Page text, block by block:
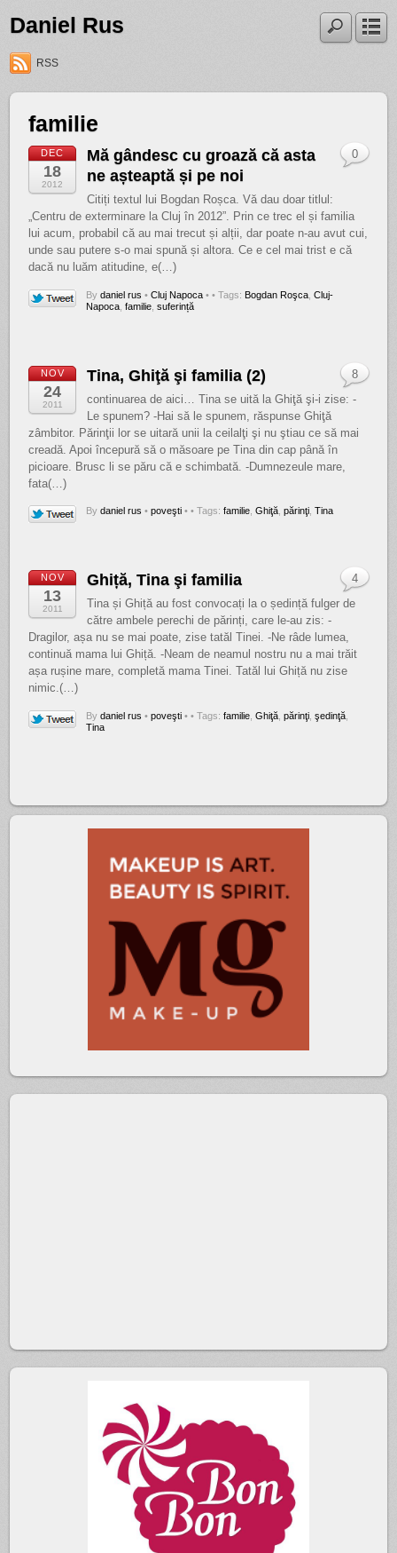
Daniel Rus
RSS
familie
DEC
18
2012
Mă gândesc cu groază că asta
ne așteaptă și pe noi
Citiți textul lui Bogdan Roșca. Vă dau doar titlul:
„Centru de exterminare la Cluj în 2012”. Prin ce trec el și familia
lui acum, probabil că au mai trecut și alții, dar poate n-au avut cui,
unde sau putere s-o mai spună și altora. Ce e cel mai trist e că
dacă nu luăm atitudine, e(…)
Bydaniel rus • Cluj Napoca •
0
• Tags: Bogdan Roşca ,Cluj-
Napoca ,familie ,suferință
NOV
24
2011
Tina, Ghiţă şi familia (2)
continuarea de aici… Tina se uită la Ghiţă şi-i zise: -
Le spunem? -Hai să le spunem, răspunse Ghiţă
zâmbitor. Părinţii lor se uitară unii la ceilalţi şi nu ştiau ce să mai
creadă. Apoi începură să o măsoare pe Tina din cap până în
picioare. Brusc li se păru că e schimbată. -Dumnezeule mare,
fata(…)
Bydaniel rus • poveşti •
8
• Tags:familie ,Ghiţă ,părinţi ,Tina
NOV
13
2011
Ghiță, Tina şi familia
Tina și Ghiță au fost convocați la o ședință fulger de
către ambele perechi de părinți, care le-au zis: -
Dragilor, așa nu se mai poate, zise tatăl Tinei. -Ne râde lumea,
continuă mama lui Ghiță. -Neam de neamul nostru nu a mai trăit
așa rușine mare, completă mama Tinei. Tatăl lui Ghiță nu zise
nimic.(…)
Bydaniel rus • poveşti •
4
• Tags:familie ,Ghiţă ,părinţi ,şedinţă
Tina